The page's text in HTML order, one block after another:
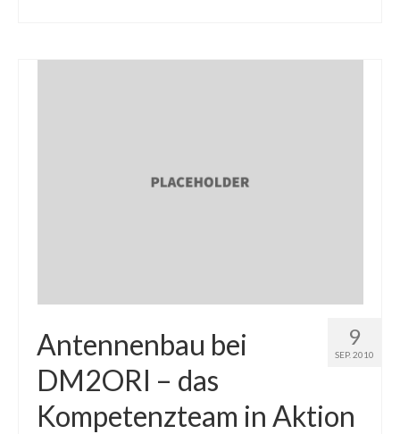
9
SEP. 2010
Antennenbau bei
DM2ORI – das
Kompetenzteam in Aktion